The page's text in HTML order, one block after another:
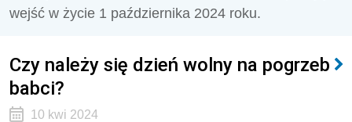
wejść w życie 1 października 2024 roku.
Czy należy się dzień wolny na pogrzeb
babci?
10 kwi 2024